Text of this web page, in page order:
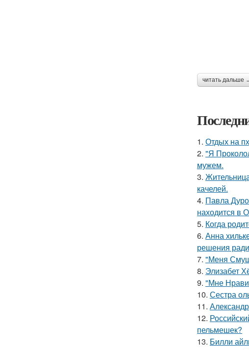
читать дальше
1. Отдых на
2. "Я
мужем.
3.
качелей.
4. Павла
находится в
5. Когда
6. Анна
решения
7. "Меня
8. Элизабет
9. "Мне
10. Сестра
11.
12.
пельмешек?
13. Билли